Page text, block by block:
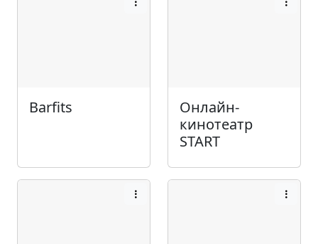
Barfits
Онлайн-
кинотеатр
START